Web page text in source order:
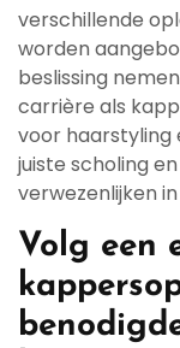
verschillende
worden
beslissing
carrière als
voor haarstyling
juiste scholing
verwezenlijken
Volg een